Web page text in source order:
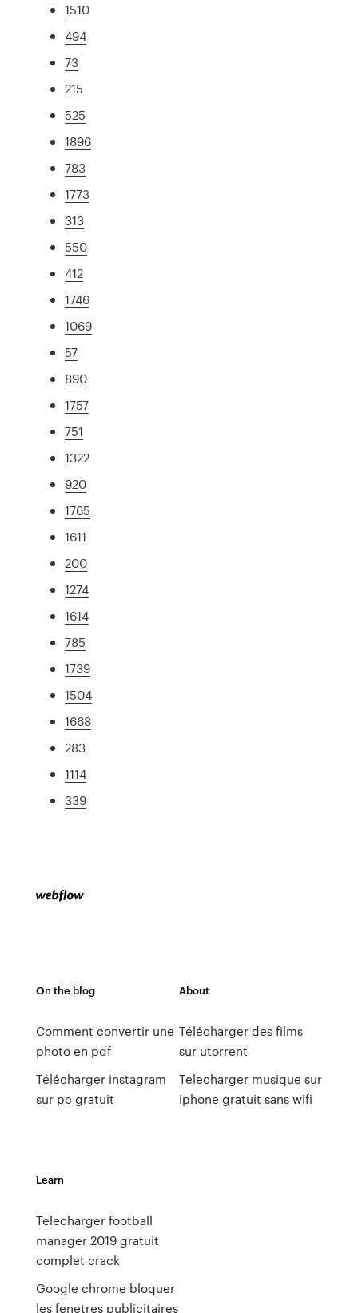
1510
494
73
215
525
1896
783
1773
313
550
412
1746
1069
57
890
1757
751
1322
920
1765
1611
200
1274
1614
785
1739
1504
1668
283
1114
339
On the blog
Comment convertir une
photo en pdf
Télécharger instagram
sur pc gratuit
About
Télécharger des films
sur utorrent
Telecharger musique sur
iphone gratuit sans wifi
Learn
Telecharger football
manager 2019 gratuit
complet crack
Google chrome bloquer
les fenetres publicitaires